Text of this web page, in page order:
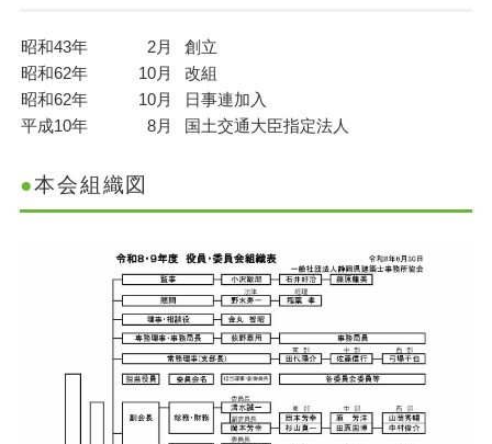
昭和43年 2月
創立
昭和62年
10月
改組
昭和62年
10月
日事連加入
平成10年
8月 国土交通大臣指定法人
本会組織図